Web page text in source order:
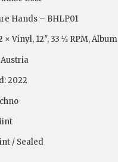
Hands ‎– BHLP01
× Vinyl, 12″, 33 ⅓ RPM, Album
2022
/ Sealed